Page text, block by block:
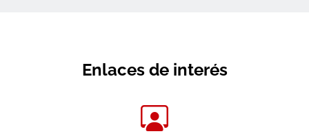
Enlaces de interés